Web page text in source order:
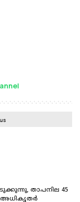
താപനില 45
അധികൃതർ